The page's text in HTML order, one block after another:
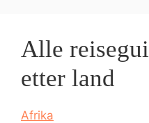
Alle
etter land
Afrika